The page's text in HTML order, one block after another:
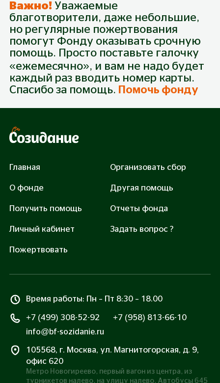
Важно! Уважаемые
благотворители, даже небольшие,
но регулярные пожертвования
помогут Фонду оказывать срочную
помощь. Просто поставьте галочку
«ежемесячно», и вам не надо будет
каждый раз вводить номер карты.
Спасибо за помощь. Помочь фонду
Главная
О фонде
Получить помощь
Личный кабинет
Пожертвовать
Организовать сбор
Другая помощь
Отчеты фонда
Задать вопрос ?
Время работы: Пн – Пт 8:30 – 18.00
+7 (499) 308-52-92
+7 (958) 813-66-10
info@bf-sozidanie.ru
105568, г. Москва, ул. Магнитогорская, д. 9,
офис 620
Метро Новогиреево, первый вагон из центра, из
турникетов налево, на улицу налево. Автобусы 645